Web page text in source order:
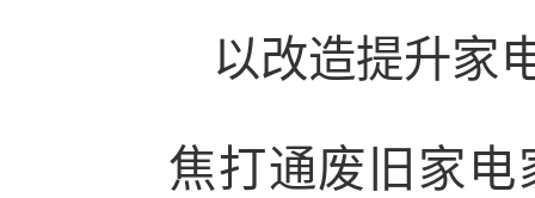
以改造提升家
焦打通废旧家